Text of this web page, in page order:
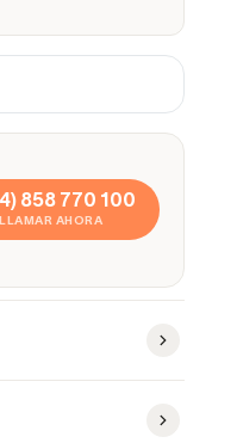
858 770 100
LLAMAR AHORA